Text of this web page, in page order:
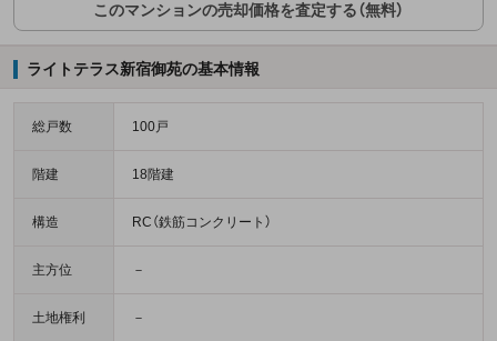
このマンションの売却価格を査定する（無料）
ライトテラス新宿御苑の基本情報
総戸数 100戸
階建 18階建
構造 RC（鉄筋コンクリート）
主方位 －
土地権利 －